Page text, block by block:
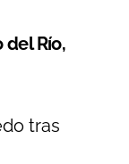
del Río,
tras